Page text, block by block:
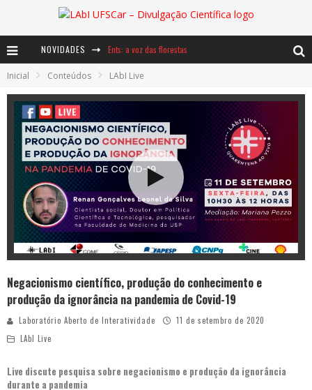
NOVIDADES Ents: a voz das florestas
Notáveis: Bertha Lutz
Baú de Histórias - A jamais imaginada aventura com os moinhos de vento
Inicial Conteúdos LAbI Live
Negacionismo científico, produção do conhecimento e
produção da ignorância na pandemia de Covid-19
Laboratório Aberto de Interatividade
11 de setembro de 2020
LAbI Live
Live discute pesquisa sobre negacionismo e produção da ignorância
durante a pandemia